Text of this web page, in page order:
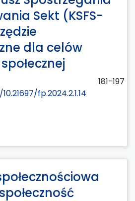
Sekt (KSFS-
dla celów
181-197
fp.2024.2.1.14